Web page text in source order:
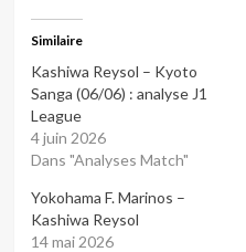
Similaire
Kashiwa Reysol – Kyoto
Sanga (06/06) : analyse J1
League
4 juin 2026
Dans "Analyses Match"
Yokohama F. Marinos –
Kashiwa Reysol
14 mai 2026